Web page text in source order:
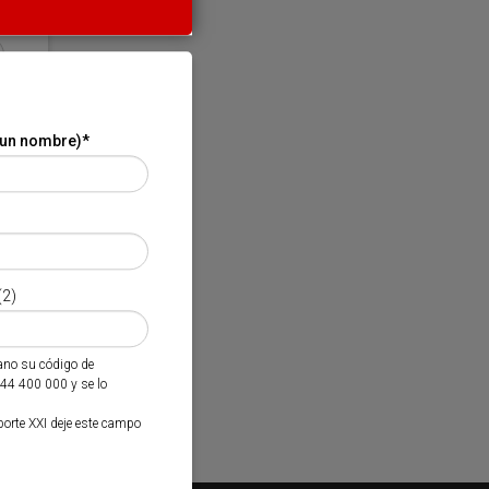
nombre)*
su código de
400 000 y se lo
XXI deje este campo